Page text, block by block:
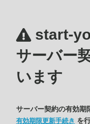
start-
サーバー
います
サーバー契約の有効期
有効期限更新手続き を